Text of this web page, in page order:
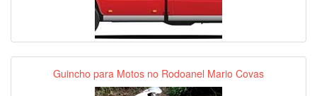
Guincho para Motos no Rodoanel Mario Covas